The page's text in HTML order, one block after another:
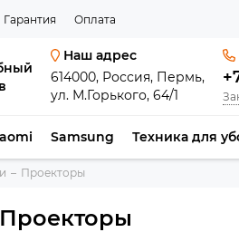
Гарантия Оплата
Наш адрес
614000, Россия, Пермь,
ул. М.Горького, 64/1
Samsung Техника для
Проекторы
Проекторы